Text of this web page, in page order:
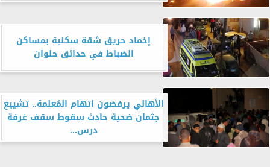
إخماد حريق شقة سكنية بمساكن
الضباط في حدائق حلوان
الأهالي يرفضون اتهام المُعلمة.. تشييع
جثمان ضحية حادث سقوط سقف غرفة
درس...